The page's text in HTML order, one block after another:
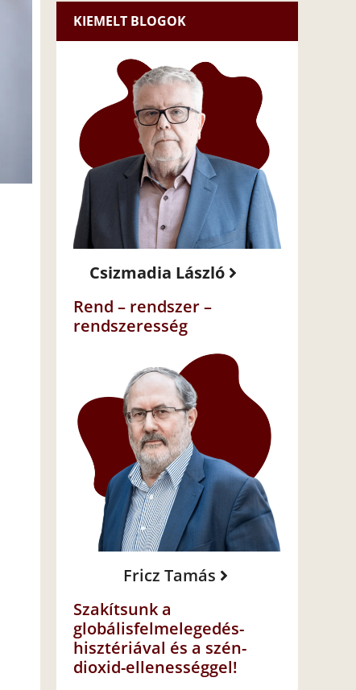
KIEMELT BLOGOK
Csizmadia László
Rend – rendszer –
rendszeresség
Fricz Tamás
Szakítsunk a
globálisfelmelegedés-
hisztériával és a szén-
dioxid-ellenességgel!